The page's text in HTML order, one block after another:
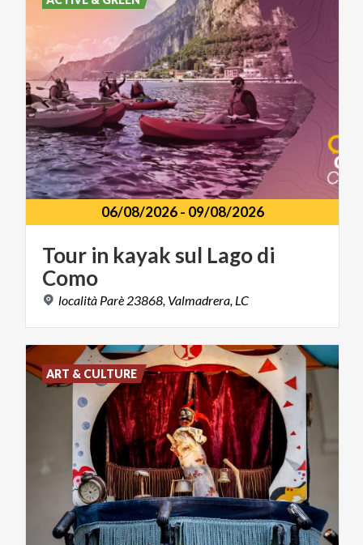
06/08/2026- 09/08/2026
Tour in kayak sul Lagodi
Como
località Parè 23868, Valmadrera, LC
ART & CULTURE